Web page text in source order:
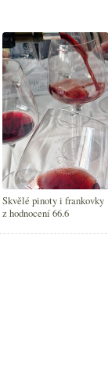
Skvělé pinoty i frankovky
z hodnocení 66.6